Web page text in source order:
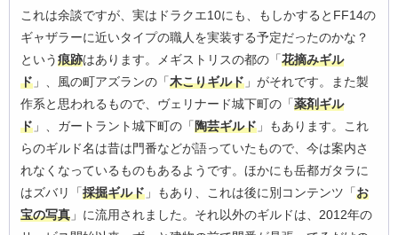
これは余談ですが、実はドラクエ10にも、もしかするとFF14の
ギャザラーに近いタイプの職人を実装する予定だったのかな？
という痕跡はあります。メギストリスの都の「花摘みギル
ド 」、風の町アズランの「木こりギルド 」がそれです。また製
作系と思われるもので、ヴェリナード城下町の「薬剤ギル
ド 」、ガートラント城下町の「陶芸ギルド 」もあります。これ
らのギルド名は昔は門番などが語っていたもので、今は案内さ
れなくなっているものもあるようです。ほかにも岳都ガタラに
はズバリ「採掘ギルド 」もあり、これは後に別コンテンツ「お
宝の写真 」に流用されました。それ以外のギルドは、2012年の